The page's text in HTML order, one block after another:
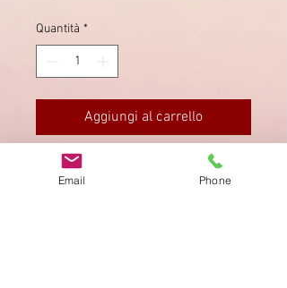
Quantità *
Aggiungi al carrello
Lettera scritta a Milano il27
febbraio 1675
e arrivata a Lilla il 16
Email Phone